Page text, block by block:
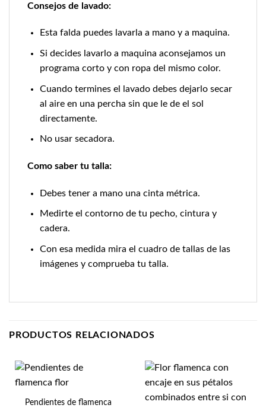
Consejos de lavado:
Esta falda puedes lavarla a mano y a maquina.
Si decides lavarlo a maquina aconsejamos un
programa corto y con ropa del mismo color.
Cuando termines el lavado debes dejarlo secar
al aire en una percha sin que le de el sol
directamente.
No usar secadora.
Como saber tu talla:
Debes tener a mano una cinta métrica.
Medirte el contorno de tu pecho, cintura y
cadera.
Con esa medida mira el cuadro de tallas de las
imágenes y comprueba tu talla.
PRODUCTOS RELACIONADOS
Pendientes de flamenca